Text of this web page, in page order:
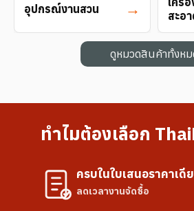
อุปกรณ์งานสวน →
สะอ
ดูหมวดสินค้าทั้งห
ทำไมต้องเลือก
ครบในใบเสนอราคาเดี
ลดเวลางานจัดซื้อ